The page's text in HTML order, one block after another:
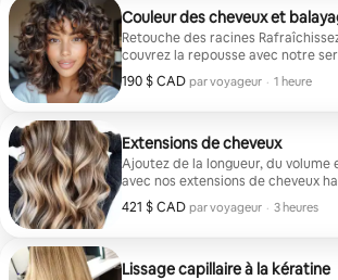
Couleur des cheveux et
Retouche des racines Rafraîchissez votre couleur et
couvrez la repousse avec notre
racines par des experts. Idéal pour
transparent et dynamique entre
190 $ CAD par voyageur
190 $ CAD par voyageur
, · 1 heure
Extensions de cheveux
Ajoutez de la longueur, du volume
avec nos extensions de cheveux
Personnalisées pour correspondre
naturels et à votre style de vie, nos
pouce subtil ou une
421 $ CAD par voyageur
421 $ CAD par voyageur
, · 3 heures
Lissage capillaire à la kératine